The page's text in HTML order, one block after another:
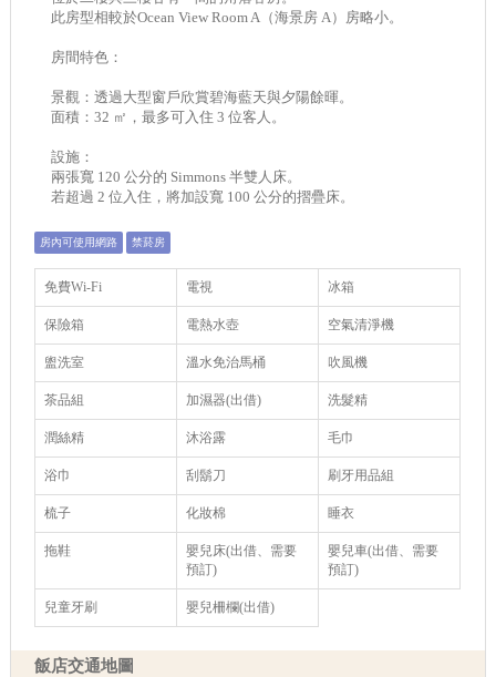
此房型相較於Ocean View Room A（海景房 A）房略小。
房間特色：
景觀：透過大型窗戶欣賞碧海藍天與夕陽餘暉。
面積：32 ㎡，最多可入住 3 位客人。
設施：
兩張寬 120 公分的 Simmons 半雙人床。
若超過 2 位入住，將加設寬 100 公分的摺疊床。
房內可使用網路 禁菸房
免費Wi-Fi 電視 冰箱
保險箱 電熱水壺 空氣清淨機
盥洗室 溫水免治馬桶 吹風機
茶品組 加濕器(出借) 洗髮精
潤絲精 沐浴露 毛巾
浴巾 刮鬍刀 刷牙用品組
梳子 化妝棉 睡衣
拖鞋
嬰兒床(出借、需要
預訂)
嬰兒車(出借、需要
預訂)
兒童牙刷 嬰兒柵欄(出借)
飯店交通地圖